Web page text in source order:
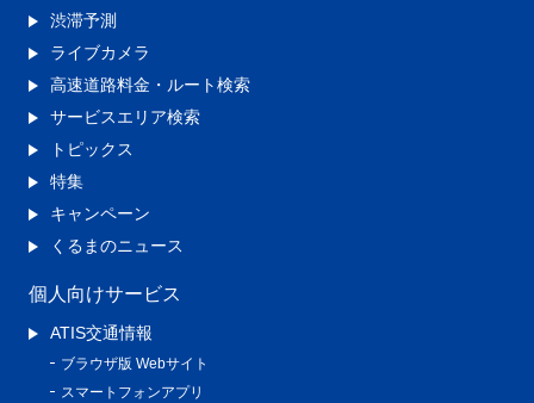
渋滞予測
ライブカメラ
高速道路料金・ルート検索
サービスエリア検索
トピックス
特集
キャンペーン
くるまのニュース
個人向けサービス
ATIS交通情報
ブラウザ版 Webサイト
スマートフォンアプリ